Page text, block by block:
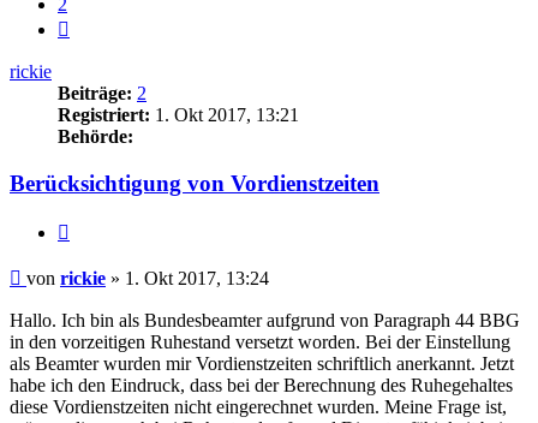
rickie
Beiträge: 2
Registriert: 1. Okt 2017, 13:21
Behörde:
Berücksichtigung von Vordienstzeiten
Beitrag
von rickie » 1. Okt 2017, 13:24
Hallo. Ich bin als Bundesbeamter aufgrund von Paragraph 44 BBG
in den vorzeitigen Ruhestand versetzt worden. Bei der Einstellung
als Beamter wurden mir Vordienstzeiten schriftlich anerkannt. Jetzt
habe ich den Eindruck, dass bei der Berechnung des Ruhegehaltes
diese Vordienstzeiten nicht eingerechnet wurden. Meine Frage ist,